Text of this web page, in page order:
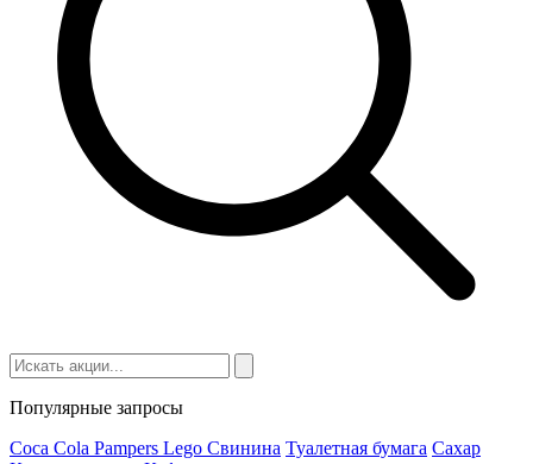
Популярные запросы
Coca Cola Pampers Lego Cвинина Туалетная бумага Сахар